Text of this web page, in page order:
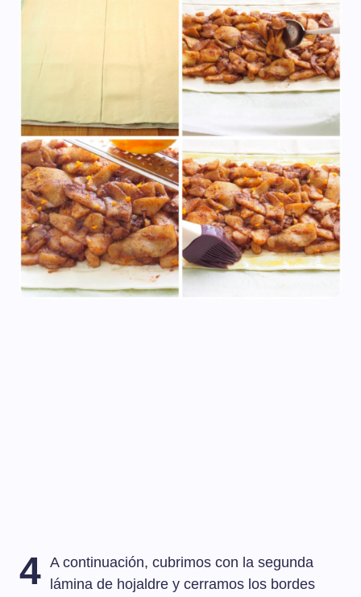
4 A continuación, cubrimos con la segunda
lámina de hojaldre y cerramos los bordes